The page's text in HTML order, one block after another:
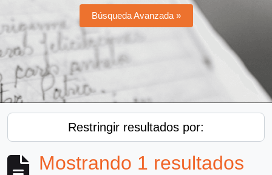
Búsqueda Avanzada »
Restringir resultados por:
Mostrando 1 resultados